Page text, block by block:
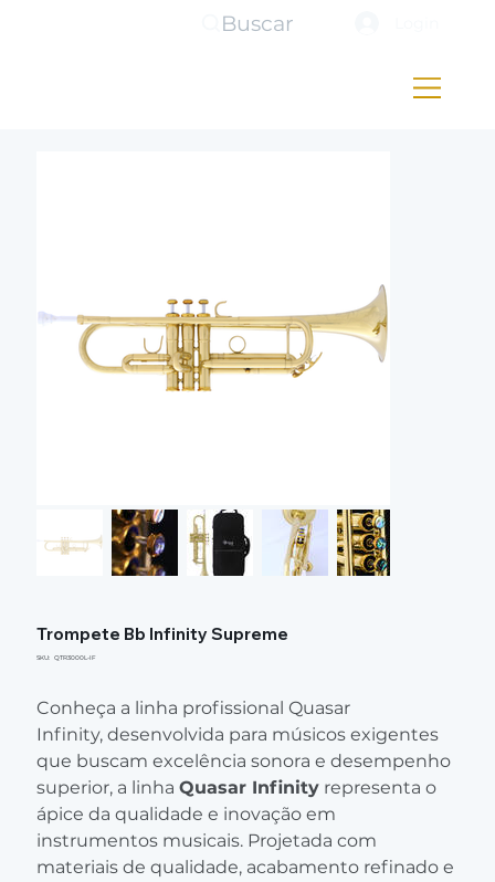
Buscar
Trompete Bb Infinity Supreme
SKU:
SKU
QTR3000L-IF
Conheça a linha profissional Quasar
Infinity, desenvolvida para músicos exigentes
que buscam excelência sonora e desempenho
superior, a linhaQuasar Infinity representa o
ápice da qualidade e inovação em
instrumentos musicais. Projetada com
materiais de qualidade, acabamento refinado e